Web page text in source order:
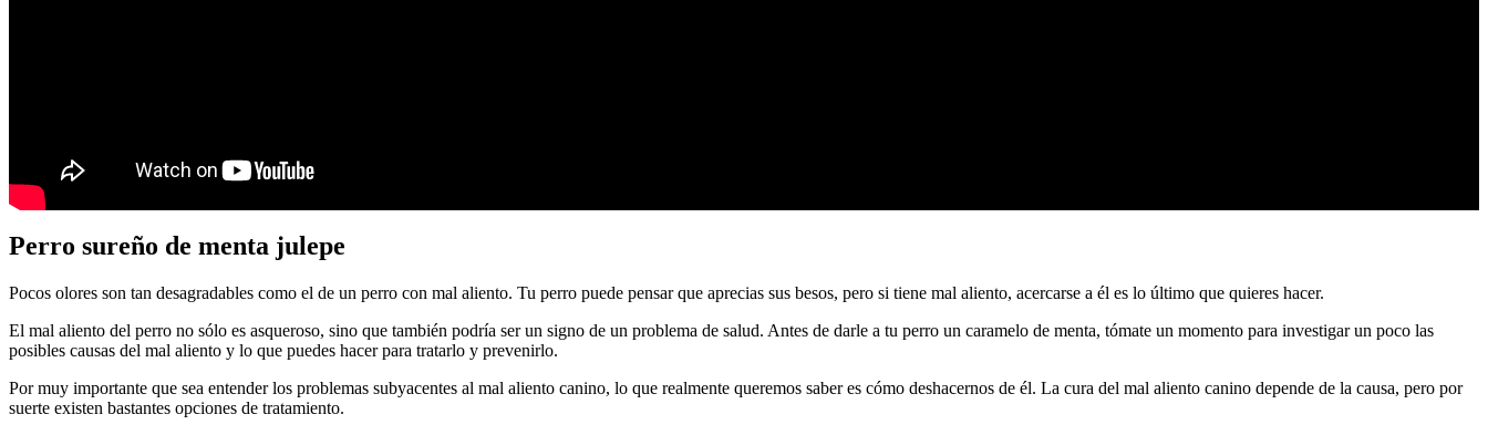
Perro sureño de menta julepe
Pocos olores son tan desagradables como el de un perro con mal aliento. Tu perro puede pensar que aprecias sus besos, pero si tiene mal aliento, acercarse a él es lo último que quieres hacer.
El mal aliento del perro no sólo es asqueroso, sino que también podría ser un signo de un problema de salud. Antes de darle a tu perro un caramelo de menta, tómate un momento para investigar un poco las
posibles causas del mal aliento y lo que puedes hacer para tratarlo y prevenirlo.
Por muy importante que sea entender los problemas subyacentes al mal aliento canino, lo que realmente queremos saber es cómo deshacernos de él. La cura del mal aliento canino depende de la causa, pero por
suerte existen bastantes opciones de tratamiento.